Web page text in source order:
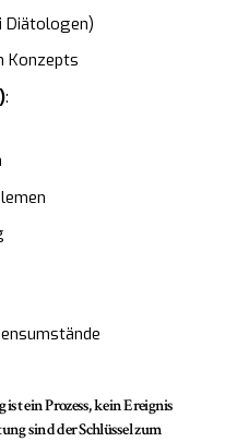
Diätologen)
Konzepts
:
ein Prozess, kein Ereignis
sind der Schlüssel zum